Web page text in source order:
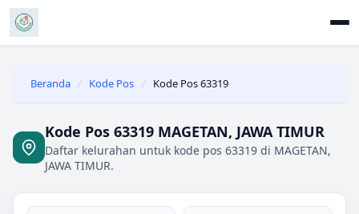
Beranda / Kode Pos / Kode Pos 63319
Kode Pos 63319 MAGETAN, JAWA TIMUR
Daftar kelurahan untuk kode pos 63319 di MAGETAN,
JAWA TIMUR.